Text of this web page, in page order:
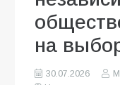
на
30.07.2026